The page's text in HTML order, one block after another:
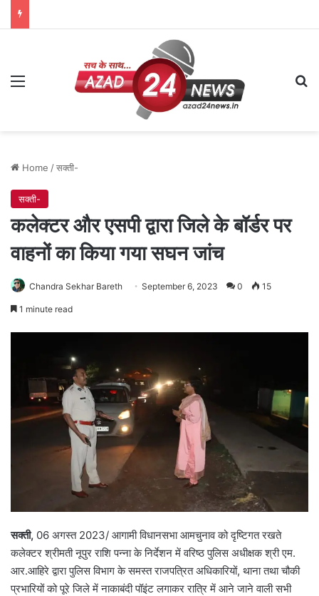
Menu
Home /सक्ती-
सक्ती-
कलेक्टर और एसपी द्वारा जिले के बॉर्डर पर
वाहनों का किया गया सघन जांच
Chandra Sekhar Bareth September 6, 2023 0 15
1 minute read
सक्ती, 06 अगस्त 2023/ आगामी विधानसभा आमचुनाव को दृष्टिगत रखते
कलेक्टर श्रीमती नूपुर राशि पन्ना के निर्देशन में वरिष्ठ पुलिस अधीक्षक श्री एम.
आर.आहिरे द्वारा पुलिस विभाग के समस्त राजपत्रित अधिकारियों, थाना तथा चौकी
प्रभारियों को पूरे जिले में नाकाबंदी पॉइंट लगाकर रात्रि में आने जाने वाली सभी